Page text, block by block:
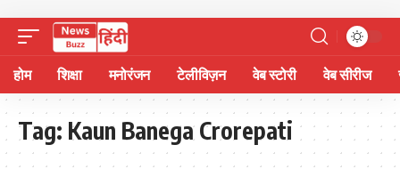
होम शिक्षा मनोरंजन टेलीविज़न वेब स्टोरी वेब सीरीज
Tag: Kaun Banega Crorepati